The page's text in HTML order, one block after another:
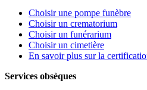
Choisir une pompe funèbre
Choisir un crematorium
Choisir un funérarium
Choisir un cimetière
En savoir plus sur la
Services obsèques